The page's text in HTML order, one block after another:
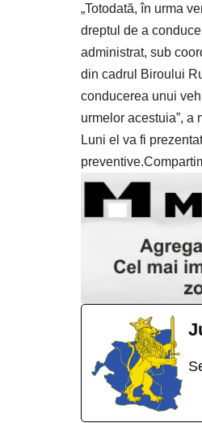
„Totodată, în urma
dreptul de a
administrat, sub
din cadrul Biroului
conducerea unui
urmelor acestuia”, a
Luni el va fi